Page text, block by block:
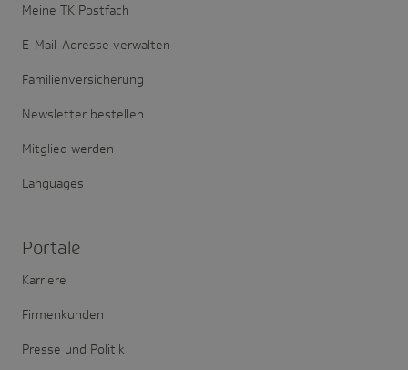
Meine TK Postfach
E-Mail-Adresse verwalten
Familienversicherung
Newsletter bestellen
Mitglied werden
Languages
Portale
Karriere
Firmenkunden
Presse und Politik